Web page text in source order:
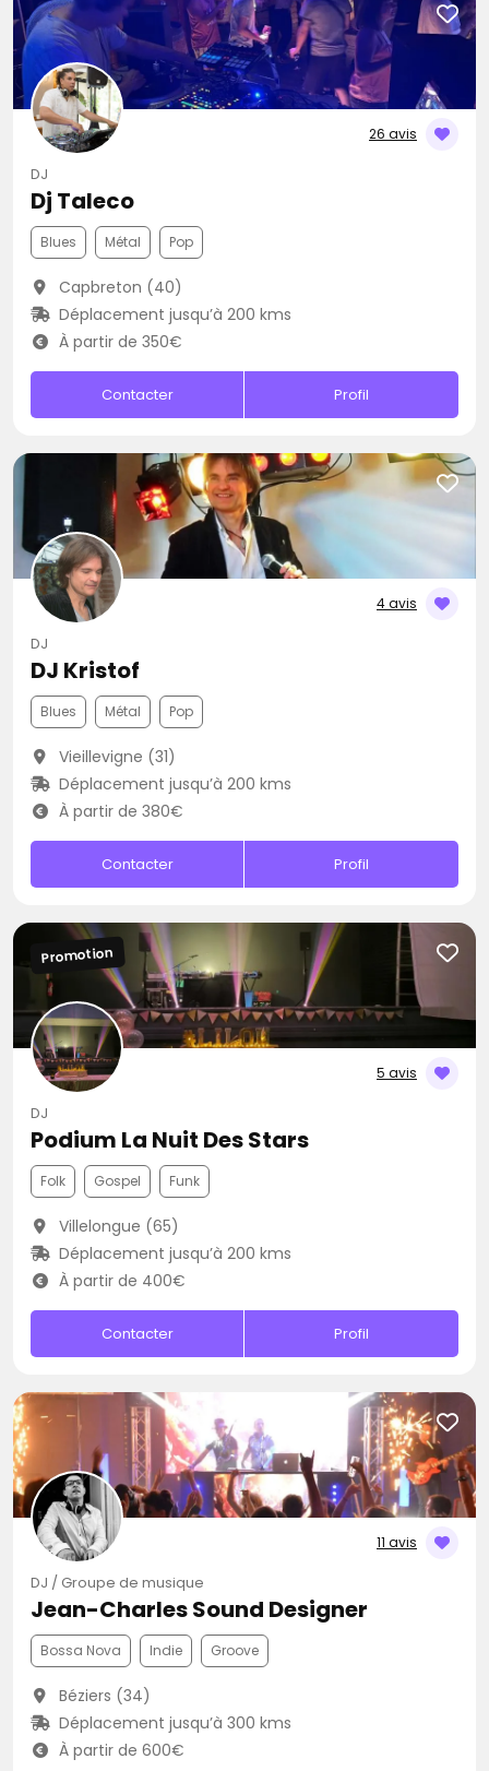
26 avis
DJ
Dj Taleco
Blues Métal Pop
Capbreton (40)
Déplacement jusqu’à 200 kms
À partir de 350€
Contacter Profil
4 avis
DJ
DJ Kristof
Blues Métal Pop
Vieillevigne (31)
Déplacement jusqu’à 200 kms
À partir de 380€
Contacter Profil
5 avis
Promotion
DJ
Podium La Nuit Des Stars
Folk Gospel Funk
Villelongue (65)
Déplacement jusqu’à 200 kms
À partir de 400€
Contacter Profil
11 avis
DJ / Groupe de musique
Jean-Charles Sound Designer
Bossa Nova Indie Groove
Béziers (34)
Déplacement jusqu’à 300 kms
À partir de 600€